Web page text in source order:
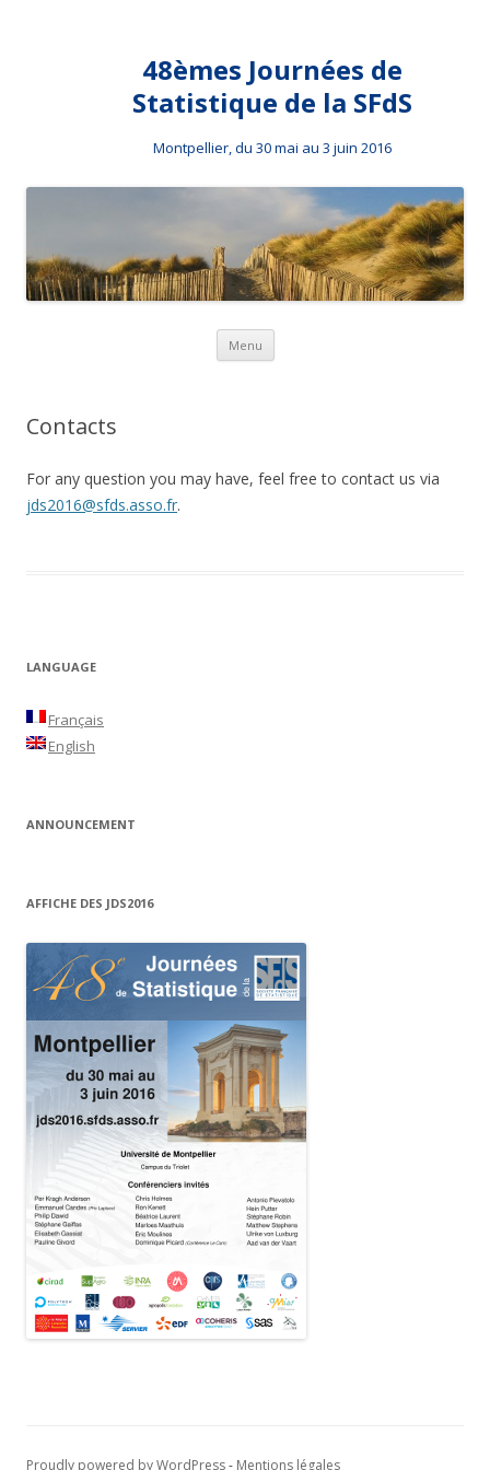
48èmes Journées de
Statistique de la SFdS
Montpellier, du 30 mai au 3 juin 2016
Menu Skip to content
Contacts
For any question you may have, feel free to contact us via
jds2016@sfds.asso.fr.
LANGUAGE
Français
English
ANNOUNCEMENT
AFFICHE DES JDS2016
Proudly powered by WordPress- Mentions légales